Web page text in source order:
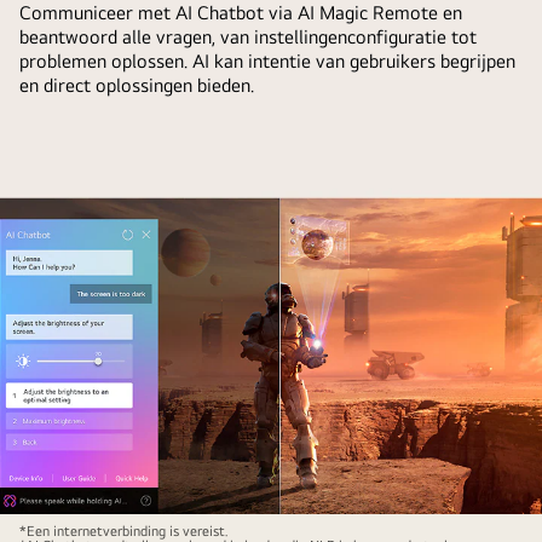
gemarkeerd
alsof
deze
de
stem
van
gebruiker.
Er
staat
een
tekstballon
die
overschakelt
scherm
waarop
AI
Search
werkt.
wordt
een
klein
chatscherm
geopend
weergeeft
hoe
Sci-
Communiceer met AI Chatbot via AI Magic Remote en
beantwoord alle vragen, van instellingenconfiguratie tot
problemen oplossen. AI kan intentie van gebruikers begrijpen
en direct oplossingen bieden.
*Een internetverbinding is vereist.